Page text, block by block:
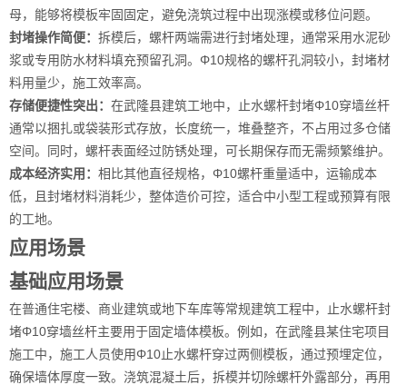
母，能够将模板牢固固定，避免浇筑过程中出现涨模或移位问题。
封堵操作简便： 拆模后，螺杆两端需进行封堵处理，通常采用水泥砂
浆或专用防水材料填充预留孔洞。Φ10规格的螺杆孔洞较小，封堵材
料用量少，施工效率高。
存储便捷性突出： 在武隆县建筑工地中，止水螺杆封堵Φ10穿墙丝杆
通常以捆扎或袋装形式存放，长度统一，堆叠整齐，不占用过多仓储
空间。同时，螺杆表面经过防锈处理，可长期保存而无需频繁维护。
成本经济实用： 相比其他直径规格，Φ10螺杆重量适中，运输成本
低，且封堵材料消耗少，整体造价可控，适合中小型工程或预算有限
的工地。
应用场景
基础应用场景
在普通住宅楼、商业建筑或地下车库等常规建筑工程中，止水螺杆封
堵Φ10穿墙丝杆主要用于固定墙体模板。例如，在武隆县某住宅项目
施工中，施工人员使用Φ10止水螺杆穿过两侧模板，通过预埋定位，
确保墙体厚度一致。浇筑混凝土后，拆模并切除螺杆外露部分，再用